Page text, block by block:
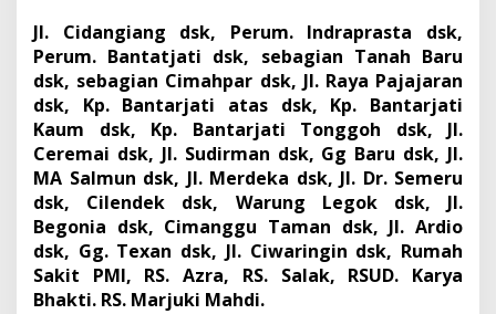
Jl. Cidangiang dsk, Perum. Indraprasta dsk,
Perum. Bantatjati dsk, sebagian Tanah Baru
dsk, sebagian Cimahpar dsk, Jl. Raya Pajajaran
dsk, Kp. Bantarjati atas dsk, Kp. Bantarjati
Kaum dsk, Kp. Bantarjati Tonggoh dsk, Jl.
Ceremai dsk, Jl. Sudirman dsk, Gg Baru dsk, Jl.
MA Salmun dsk, Jl. Merdeka dsk, Jl. Dr. Semeru
dsk, Cilendek dsk, Warung Legok dsk, Jl.
Begonia dsk, Cimanggu Taman dsk, Jl. Ardio
dsk, Gg. Texan dsk, Jl. Ciwaringin dsk, Rumah
Sakit PMI, RS. Azra, RS. Salak, RSUD. Karya
Bhakti. RS. Marjuki Mahdi.